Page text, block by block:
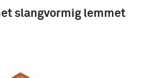
(1945-1950) (9)
slangvormig lemmet